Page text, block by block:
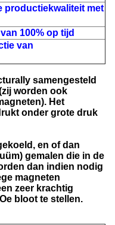
productiekwaliteit met
100% op tijd
van
samengesteld
worden ook
Het
onder grote druk
en of dan
gemalen die in de
dan indien nodig
magneten
zeer krachtig
bloot te stellen.